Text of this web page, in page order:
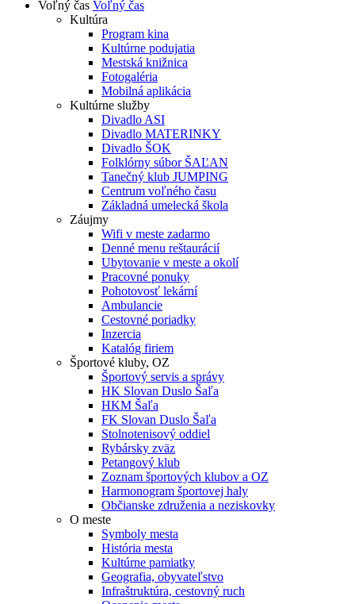
Voľný čas Voľný čas
Kultúra
Program kina
Kultúrne podujatia
Mestská knižnica
Fotogaléria
Mobilná aplikácia
Kultúrne služby
Divadlo ASI
Divadlo MATERINKY
Divadlo ŠOK
Folklórny súbor ŠAĽAN
Tanečný klub JUMPING
Centrum voľného času
Základná umelecká škola
Záujmy
Wifi v meste zadarmo
Denné menu reštaurácií
Ubytovanie v meste a okolí
Pracovné ponuky
Pohotovosť lekární
Ambulancie
Cestovné poriadky
Inzercia
Katalóg firiem
Športové kluby, OZ
Športový servis a správy
HK Slovan Duslo Šaľa
HKM Šaľa
FK Slovan Duslo Šaľa
Stolnotenisový oddiel
Rybársky zväz
Petangový klub
Zoznam športových klubov a OZ
Harmonogram športovej haly
Občianske združenia a neziskovky
O meste
Symboly mesta
História mesta
Kultúrne pamiatky
Geografia, obyvateľstvo
Infraštruktúra, cestovný ruch